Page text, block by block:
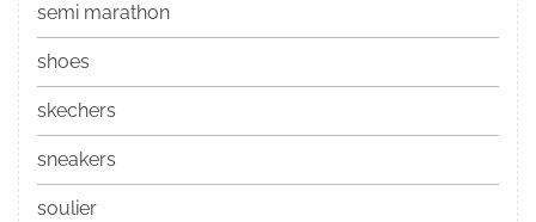
semi marathon
shoes
skechers
sneakers
soulier